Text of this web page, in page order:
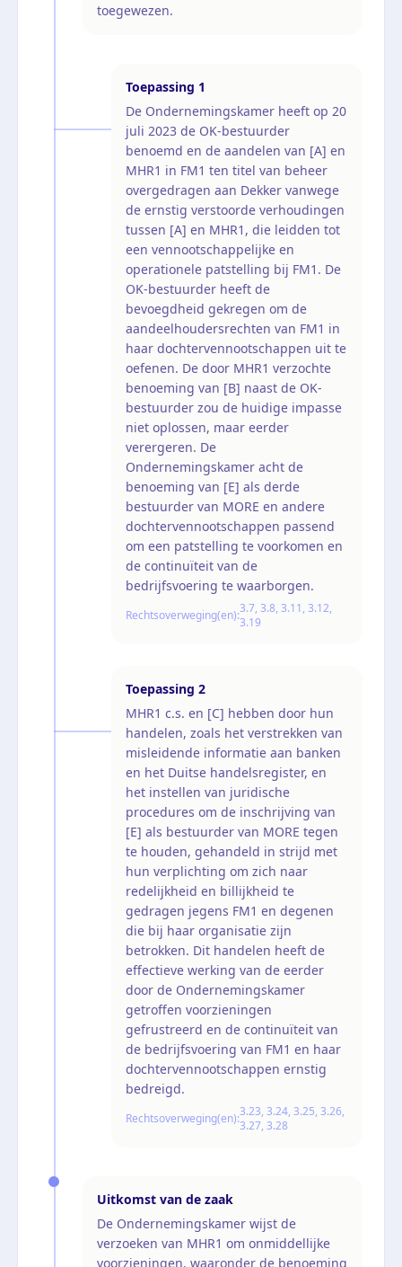
toegewezen.
Toepassing 1
De Ondernemingskamer heeft op 20
juli 2023 de OK-bestuurder
benoemd en de aandelen van [A] en
MHR1 in FM1 ten titel van beheer
overgedragen aan Dekker vanwege
de ernstig verstoorde verhoudingen
tussen [A] en MHR1, die leidden tot
een vennootschappelijke en
operationele patstelling bij FM1. De
OK-bestuurder heeft de
bevoegdheid gekregen om de
aandeelhoudersrechten van FM1 in
haar dochtervennootschappen uit te
oefenen. De door MHR1 verzochte
benoeming van [B] naast de OK-
bestuurder zou de huidige impasse
niet oplossen, maar eerder
verergeren. De
Ondernemingskamer acht de
benoeming van [E] als derde
bestuurder van MORE en andere
dochtervennootschappen passend
om een patstelling te voorkomen en
de continuïteit van de
bedrijfsvoering te waarborgen.
Rechtsoverweging(en):3.7, 3.8, 3.11, 3.12,
3.19
Toepassing 2
MHR1 c.s. en [C] hebben door hun
handelen, zoals het verstrekken van
misleidende informatie aan banken
en het Duitse handelsregister, en
het instellen van juridische
procedures om de inschrijving van
[E] als bestuurder van MORE tegen
te houden, gehandeld in strijd met
hun verplichting om zich naar
redelijkheid en billijkheid te
gedragen jegens FM1 en degenen
die bij haar organisatie zijn
betrokken. Dit handelen heeft de
effectieve werking van de eerder
door de Ondernemingskamer
getroffen voorzieningen
gefrustreerd en de continuïteit van
de bedrijfsvoering van FM1 en haar
dochtervennootschappen ernstig
bedreigd.
Rechtsoverweging(en):3.23, 3.24, 3.25, 3.26,
3.27, 3.28
Uitkomst van de zaak
De Ondernemingskamer wijst de
verzoeken van MHR1 om onmiddellijke
voorzieningen, waaronder de benoeming